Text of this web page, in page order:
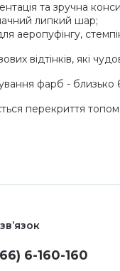
та зручна
липкий шар;
аеропуфінгу,
відтінків, які
фарб - близько
перекриття топом.
6-160-160